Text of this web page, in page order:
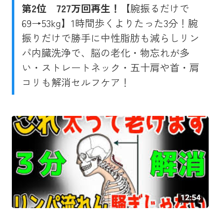
第2位 727万回再生！
【腕振るだけで
69→53kg】1時間歩くよりたった3分！腕
振りだけで勝手に中性脂肪も減らしリン
パ内臓洗浄で、脳の老化・物忘れが多
い・ストレートネック・五十肩や首・肩
コリも解消セルフケア！